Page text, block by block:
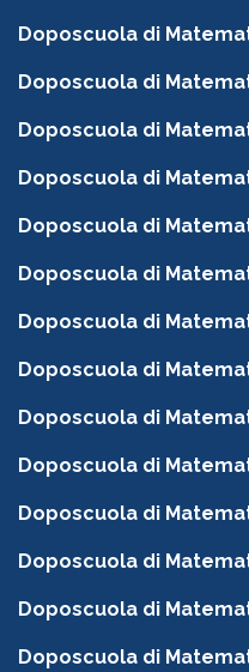
Doposcuola di
Doposcuola di
Doposcuola di
Doposcuola di
Doposcuola di
Doposcuola di
Doposcuola di
Doposcuola di
Doposcuola di
Doposcuola di
Doposcuola di
Doposcuola di
Doposcuola di
Doposcuola di